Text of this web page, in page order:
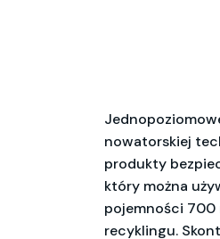
nowatorskiej
produkty
który można
pojemności 700
recyklingu.